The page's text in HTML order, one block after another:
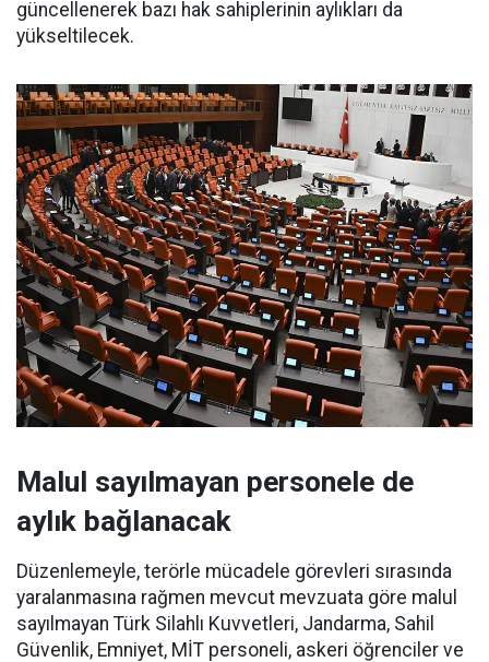
güncellenerek bazı hak sahiplerinin aylıkları da
yükseltilecek.
Malul sayılmayan personele de
aylık bağlanacak
Düzenlemeyle, terörle mücadele görevleri sırasında
yaralanmasına rağmen mevcut mevzuata göre malul
sayılmayan Türk Silahlı Kuvvetleri, Jandarma, Sahil
Güvenlik, Emniyet, MİT personeli, askeri öğrenciler ve